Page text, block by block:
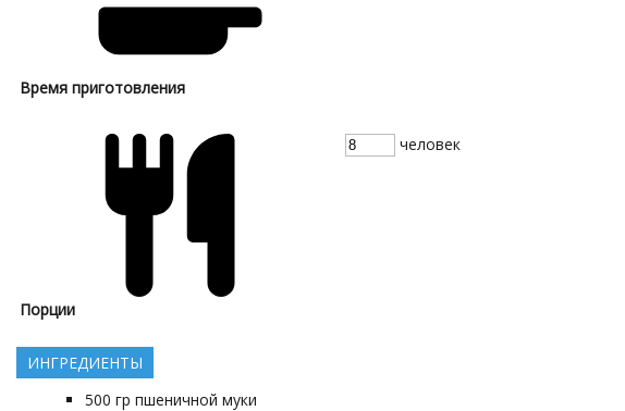
Время приготовления
Порции
человек
ИНГРЕДИЕНТЫ
500 гр пшеничной муки